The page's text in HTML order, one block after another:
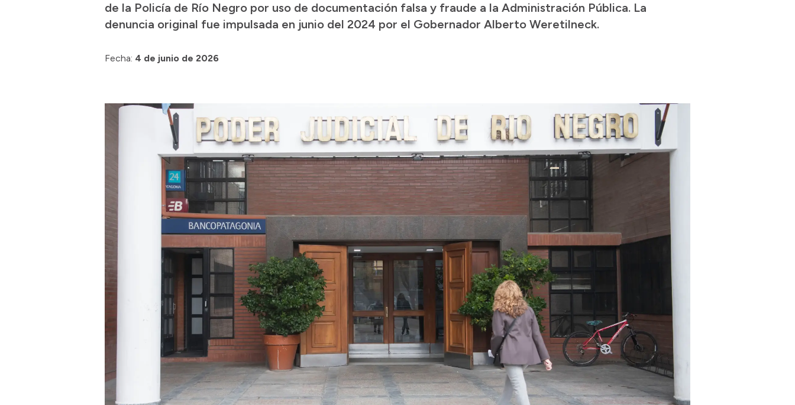
de la Policía de Río Negro por uso de documentación falsa y fraude a la Administración Pública. La
denuncia original fue impulsada en junio del 2024 por el Gobernador Alberto Weretilneck.
Fecha: 4 de junio de 2026